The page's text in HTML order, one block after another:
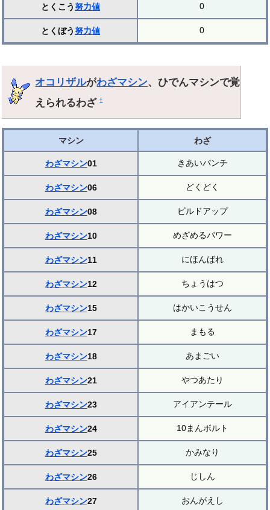
とくこう努力値 0
とくぼう努力値 0
オコリザルがわざマシン、ひでんマシンで覚
えられるわざ†
マシン わざ
わざマシン01 きあいパンチ
わざマシン06 どくどく
わざマシン08 ビルドアップ
わざマシン10 めざめるパワー
わざマシン11 にほんばれ
わざマシン12 ちょうはつ
わざマシン15 はかいこうせん
わざマシン17 まもる
わざマシン18 あまごい
わざマシン21 やつあたり
わざマシン23 アイアンテール
わざマシン24 10まんボルト
わざマシン25 かみなり
わざマシン26 じしん
わざマシン27 おんがえし